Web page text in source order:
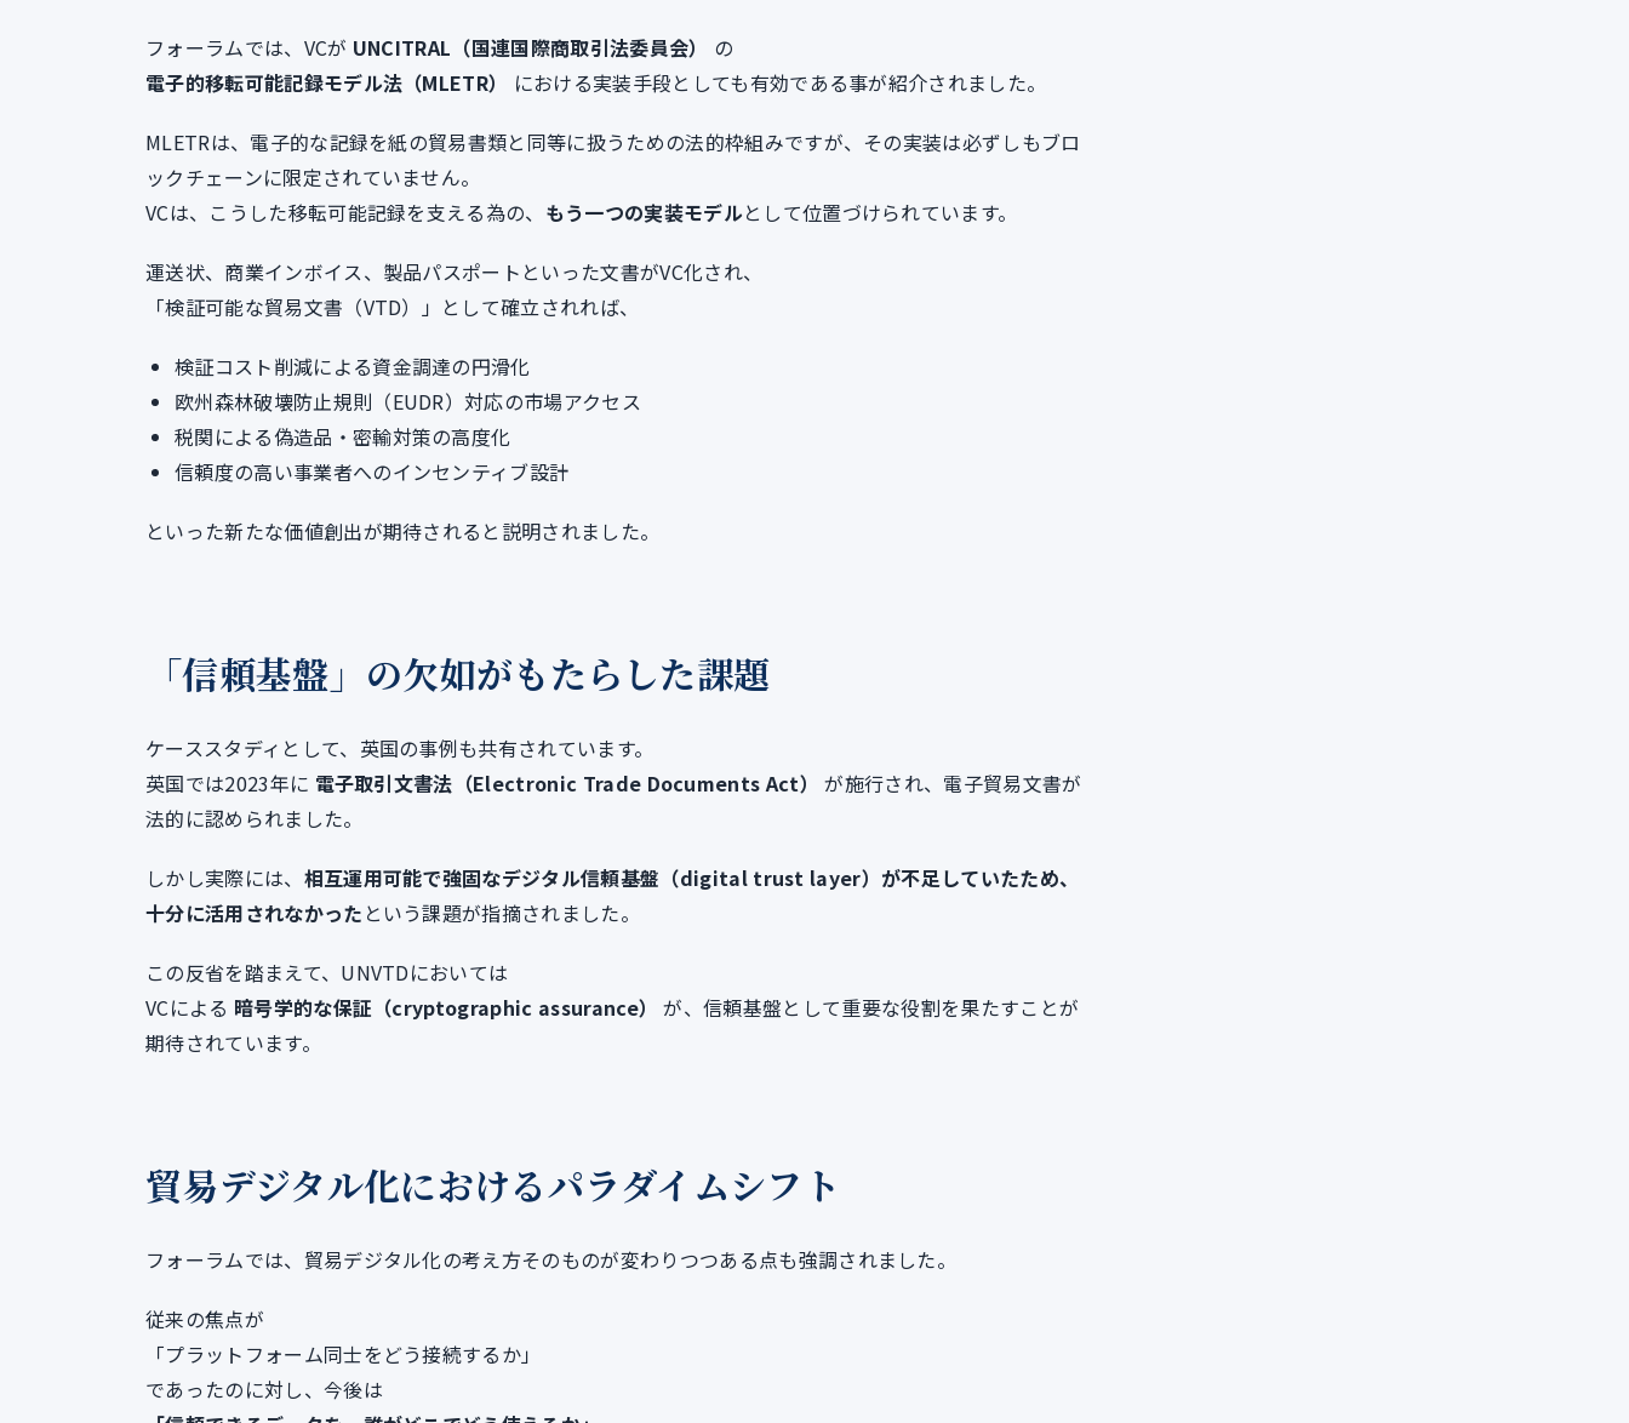
フォーラムでは、VCが UNCITRAL（国連国際商取引法委員会）
の
電子的移転可能記録モデル法（MLETR）
における実装手段としても有効である事が紹介されました。
MLETRは、電子的な記録を紙の貿易書類と同等に扱うための法的枠組みですが、その実装は必ずしもブロ
ックチェーンに限定されていません。
VCは、こうした移転可能記録を支える為の、 もう一つの実装モデルとして位置づけられています。
運送状、商業インボイス、製品パスポートといった文書がVC化され、
「検証可能な貿易文書（VTD）」として確立されれば、
検証コスト削減による資金調達の円滑化
欧州森林破壊防止規則（EUDR）対応の市場アクセス
税関による偽造品・密輸対策の高度化
信頼度の高い事業者へのインセンティブ設計
といった新たな価値創出が期待されると説明されました。
「信頼基盤」の欠如がもたらした課題
ケーススタディとして、英国の事例も共有されています。
英国では2023年に 電子取引文書法（Electronic Trade Documents Act）
が施行され、電子貿易文書が
法的に認められました。
しかし実際には、 相互運用可能で強固なデジタル信頼基盤（digital trust layer）が不足していたため、
十分に活用されなかった という課題が指摘されました。
この反省を踏まえて、UNVTDにおいては
VCによる 暗号学的な保証（cryptographic assurance）
が、信頼基盤として重要な役割を果たすことが
期待されています。
貿易デジタル化におけるパラダイムシフト
フォーラムでは、貿易デジタル化の考え方そのものが変わりつつある点も強調されました。
従来の焦点が
「プラットフォーム同士をどう接続するか」
であったのに対し、今後は